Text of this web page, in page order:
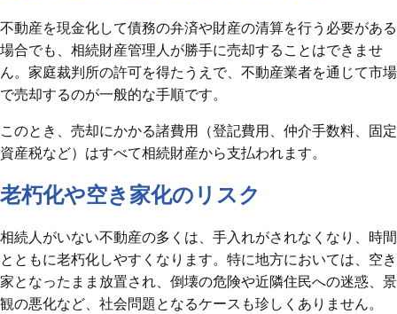
不動産を現金化して債務の弁済や財産の清算を行う必要がある
場合でも、相続財産管理人が勝手に売却することはできませ
ん。家庭裁判所の許可を得たうえで、不動産業者を通じて市場
で売却するのが一般的な手順です。
このとき、売却にかかる諸費用（登記費用、仲介手数料、固定
資産税など）はすべて相続財産から支払われます。
老朽化や空き家化のリスク
相続人がいない不動産の多くは、手入れがされなくなり、時間
とともに老朽化しやすくなります。特に地方においては、空き
家となったまま放置され、倒壊の危険や近隣住民への迷惑、景
観の悪化など、社会問題となるケースも珍しくありません。